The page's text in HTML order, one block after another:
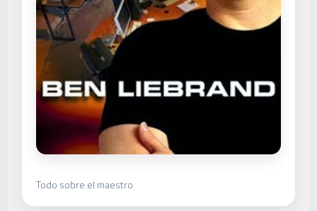
Todo sobre el maestro